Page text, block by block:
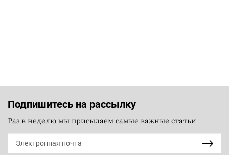
Подпишитесь на рассылку
Раз в неделю мы присылаем самые важные статьи